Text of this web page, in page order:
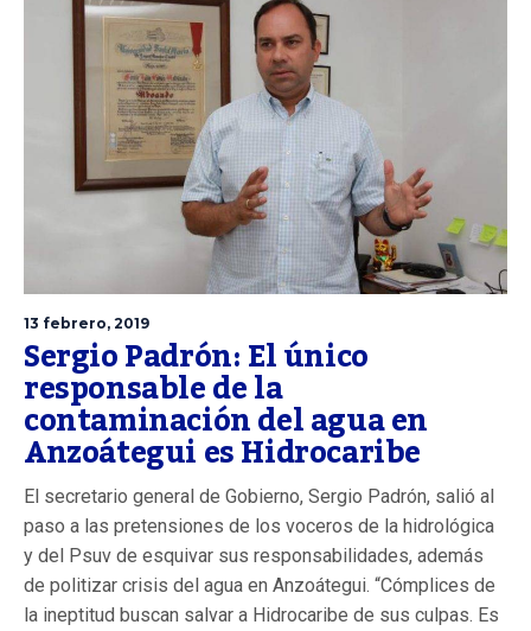
13 febrero, 2019
Sergio Padrón: El único
responsable de la
contaminación del agua en
Anzoátegui es Hidrocaribe
El secretario general de Gobierno, Sergio Padrón, salió al
paso a las pretensiones de los voceros de la hidrológica
y del Psuv de esquivar sus responsabilidades, además
de politizar crisis del agua en Anzoátegui. “Cómplices de
la ineptitud buscan salvar a Hidrocaribe de sus culpas. Es